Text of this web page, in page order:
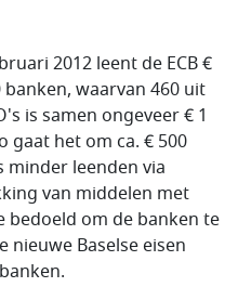
2012 leent de ECB €
waarvan 460 uit
is samen ongeveer € 1
het om ca. € 500
minder leenden via
van middelen met
bedoeld om de banken te
nieuwe Baselse eisen